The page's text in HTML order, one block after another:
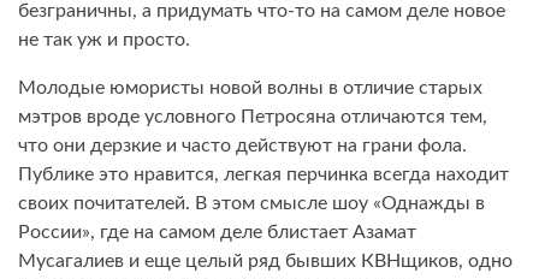
безграничны, а придумать что-то на самом деле новое
не так уж и просто.
Молодые юмористы новой волны в отличие старых
мэтров вроде условного Петросяна отличаются тем,
что они дерзкие и часто действуют на грани фола.
Публике это нравится, легкая перчинка всегда находит
своих почитателей. В этом смысле шоу «Однажды в
России», где на самом деле блистает Азамат
Мусагалиев и еще целый ряд бывших КВНщиков, одно